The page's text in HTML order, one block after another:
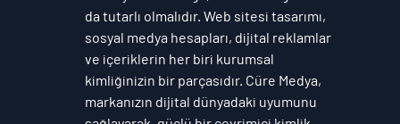
da tutarlı olmalıdır. Web sitesi tasarımı,
sosyal medya hesapları, dijital reklamlar
ve içeriklerin her biri kurumsal
kimliğinizin bir parçasıdır. Cüre Medya,
markanızın dijital dünyadaki uyumunu